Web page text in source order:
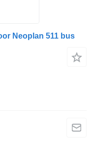
Neoplan 511 bus